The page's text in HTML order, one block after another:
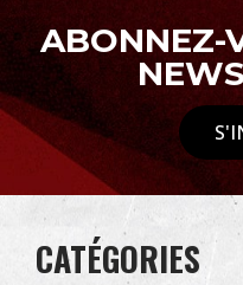
ABONNEZ-
CATÉGORIES